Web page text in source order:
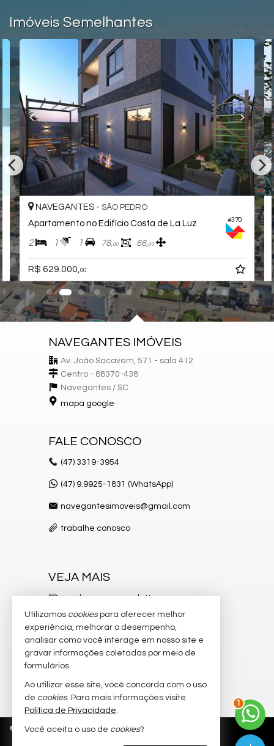
Imóveis Semelhantes
#370
NAVEGANTES - SÃO PEDRO
Apartamento no Edifício Costa de La Luz
2 1 1 78,00 66,00
R$ 629.000, 00
NAVEGANTES IMÓVEIS
Av. João Sacavem, 571 - sala 412
Centro - 88370-438
Navegantes / SC
mapa google
FALE CONOSCO
(47) 3319-3954
(47) 9.9925-1831 (WhatsApp)
navegantesimoveis@gmail.com
trabalhe conosco
VEJA MAIS
receba nosso newsletter
indicadores financeiros
cadastre seu imóvel
imóveis favoritos
mapa de imóveis
© 2026 CRECI/SC 4.026-J Política de Privacidade
Utilizamos cookiespara oferecer melhor
experiência, melhorar o desempenho,
analisar como você interage em nosso site e
gravar informações coletadas por meio de
formulários.
Ao utilizar esse site, você concorda com o uso
de cookies. Para mais informações visite
Política de Privacidade.
Você aceita o uso de cookies?